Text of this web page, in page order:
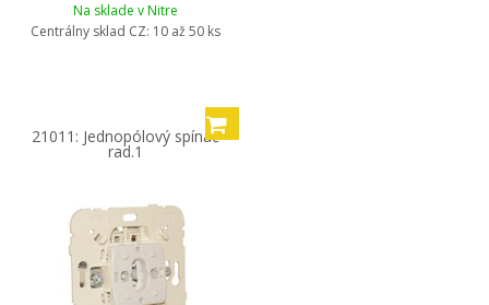
Na sklade v Nitre
Centrálny sklad CZ: 10 až 50 ks
21011: Jednopólový spínač
rad.1